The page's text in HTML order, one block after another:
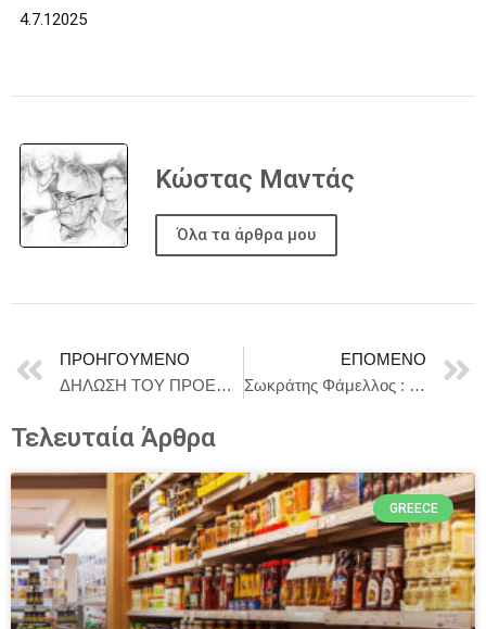
4.7.12025
Κώστας Μαντάς
Όλα τα άρθρα μου
ΠΡΟΗΓΟΎΜΕΝΟ
ΔΗΛΩΣΗ ΤΟΥ ΠΡΟΕΔΡΟΥ ΤΗΣ ΕΛΛΗΝΙΚΗΣ ΛΥΣΗΣ ΚΥΡΙΑΚΟΥ ΒΕΛΟΠΟΥΛΟΥ ΓΙΑ ΤΗΝ ΕΠΙΣΚΕΨΗ ΜΗΤΣΟΤΑΚΗ ΣΤΟ ΑΓΙΟ ΟΡΟΣ
ΕΠΌΜΕΝΟ
Σωκράτης Φάμελλος : Οποιοδήποτε σχέδιο κατάργησης του ΣΔΟΕ εμπεριέχει τον κίνδυνο να χαθούν ή να κρυφτούν σημαντικότατες υποθέσεις οικονομικών εγκλημάτων
Τελευταία Άρθρα
GREECE